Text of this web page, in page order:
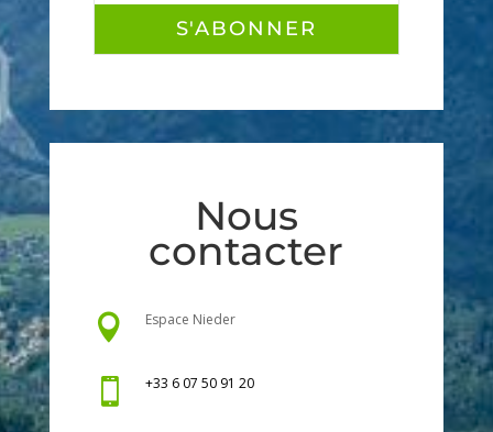
S'ABONNER
Nous
contacter
 Espace Nieder
 +33 6 07 50 91 20